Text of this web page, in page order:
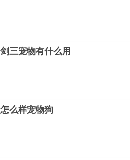
剑三宠物有什么用
怎么样宠物狗